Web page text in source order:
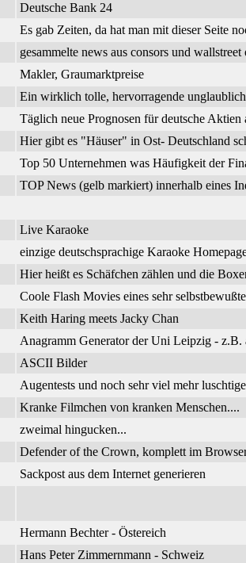
Deutsche Bank 24
Es gab Zeiten, da hat man mit dieser Seite
gesammelte news aus consors und wallstreet
Makler, Graumarktpreise
Ein wirklich tolle, hervorragende
Täglich neue Prognosen für deutsche
Hier gibt es "Häuser" in Ost- Deutschland
Top 50 Unternehmen was Häufigkeit der
TOP News (gelb markiert) innerhalb eines
Live Karaoke
einzige deutschsprachige Karaoke
Hier heißt es Schäfchen zählen und die
Coole Flash Movies eines sehr
Keith Haring meets Jacky Chan
Anagramm Generator der Uni Leipzig -
ASCII Bilder
Augentests und noch sehr viel mehr
Kranke Filmchen von kranken Menschen....
zweimal hingucken...
Defender of the Crown, komplett im
Sackpost aus dem Internet generieren
Hermann Bechter - Östereich
Hans Peter Zimmernmann - Schweiz